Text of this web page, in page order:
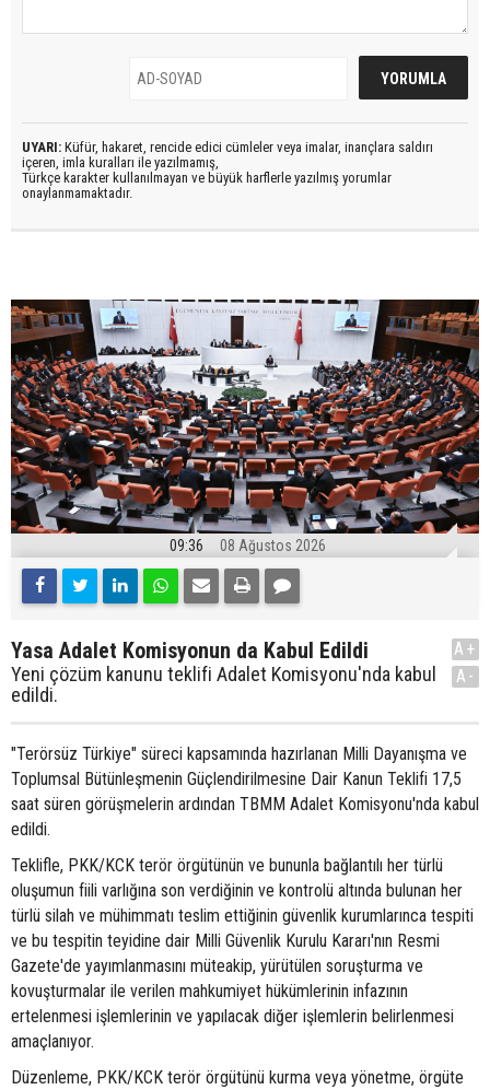
UYARI: Küfür, hakaret, rencide edici cümleler veya imalar, inançlara saldırı
içeren, imla kuralları ile yazılmamış,
Türkçe karakter kullanılmayan ve büyük harflerle yazılmış yorumlar
onaylanmamaktadır.
09:36 08 Ağustos 2026
Yasa Adalet Komisyonun da Kabul Edildi
Yeni çözüm kanunu teklifi Adalet Komisyonu'nda kabul
edildi.
A+
A-
"Terörsüz Türkiye" süreci kapsamında hazırlanan Milli Dayanışma ve
Toplumsal Bütünleşmenin Güçlendirilmesine Dair Kanun Teklifi 17,5
saat süren görüşmelerin ardından TBMM Adalet Komisyonu'nda kabul
edildi.
Teklifle, PKK/KCK terör örgütünün ve bununla bağlantılı her türlü
oluşumun fiili varlığına son verdiğinin ve kontrolü altında bulunan her
türlü silah ve mühimmatı teslim ettiğinin güvenlik kurumlarınca tespiti
ve bu tespitin teyidine dair Milli Güvenlik Kurulu Kararı'nın Resmi
Gazete'de yayımlanmasını müteakip, yürütülen soruşturma ve
kovuşturmalar ile verilen mahkumiyet hükümlerinin infazının
ertelenmesi işlemlerinin ve yapılacak diğer işlemlerin belirlenmesi
amaçlanıyor.
Düzenleme, PKK/KCK terör örgütünü kurma veya yönetme, örgüte